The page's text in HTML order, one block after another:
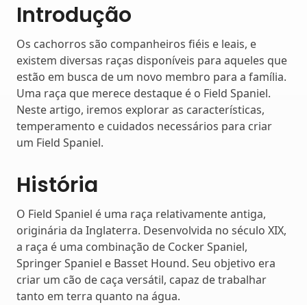
Introdução
Os cachorros são companheiros fiéis e leais, e
existem diversas raças disponíveis para aqueles que
estão em busca de um novo membro para a família.
Uma raça que merece destaque é o Field Spaniel.
Neste artigo, iremos explorar as características,
temperamento e cuidados necessários para criar
um Field Spaniel.
História
O Field Spaniel é uma raça relativamente antiga,
originária da Inglaterra. Desenvolvida no século XIX,
a raça é uma combinação de Cocker Spaniel,
Springer Spaniel e Basset Hound. Seu objetivo era
criar um cão de caça versátil, capaz de trabalhar
tanto em terra quanto na água.